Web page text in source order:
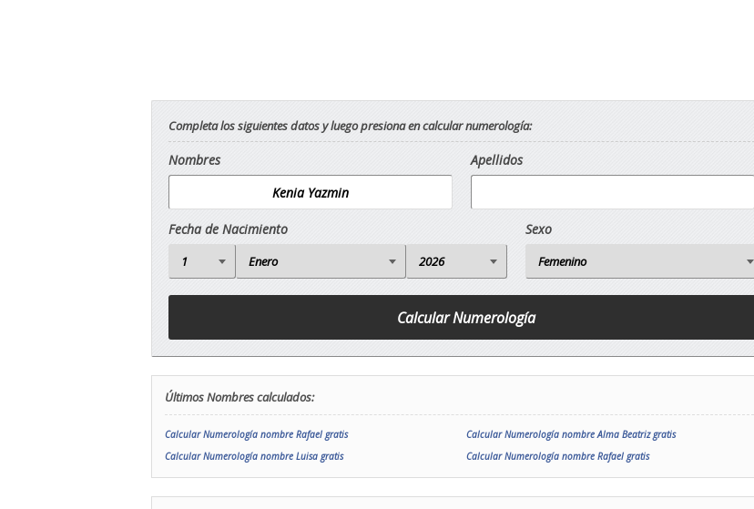
Completa los siguientes datos y luego presiona en calcular numerología:
Nombres Apellidos
Fecha de Nacimiento Sexo
Últimos Nombres calculados:
Calcular Numerología nombre Rafael gratis
Calcular Numerología nombre Alma Beatriz gratis
Calcular Numerología nombre Luisa gratis
Calcular Numerología nombre Rafael gratis